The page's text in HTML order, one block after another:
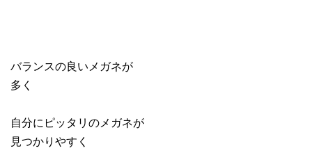
バランスの良いメガネが
多く
自分にピッタリのメガネが
見つかりやすく